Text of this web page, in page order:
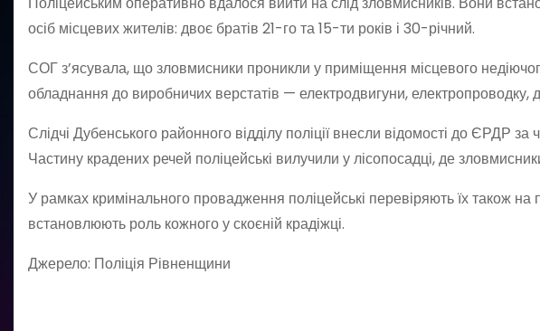
осіб місцевих жителів: двоє братів 21-го та 15-ти років і 30-річний.
СОГ з’ясувала, що зловмисники проникли у приміщення місцевого
обладнання до виробничих верстатів — електродвигуни, електропроводку,
Слідчі Дубенського районного відділу поліції внесли відомості до ЄРДР за
Частину крадених речей поліцейські вилучили у лісопосадці, де
У рамках кримінального провадження поліцейські перевіряють їх також на
встановлюють роль кожного у скоєній крадіжці.
Джерело: Поліція Рівненщини